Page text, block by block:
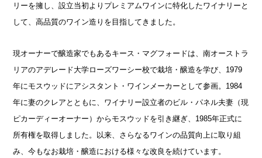
リーを擁し、設立当初よりプレミアムワインに特化したワイナリーと
して、高品質のワイン造りを目指してきました。
現オーナーで醸造家でもあるキース・マグフォードは、南オーストラ
リアのアデレード大学ローズワーシー校で栽培・醸造を学び、1979
年にモスウッドにアシスタント・ワインメーカーとして参画。1984
年に妻のクレアとともに、ワイナリー設立者のビル・パネル夫妻（現
ピカーディーオーナー）からモスウッドを引き継ぎ、1985年正式に
所有権を取得しました。以来、さらなるワインの品質向上に取り組
み、今もなお栽培・醸造における様々な改良を続けています。